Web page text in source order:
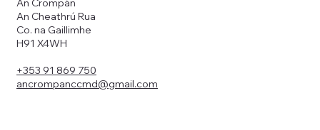
An Crompán
An Cheathrú Rua
Co. na Gaillimhe
H91 X4WH
+353 91 869 750
ancrompanccmd@gmail.com